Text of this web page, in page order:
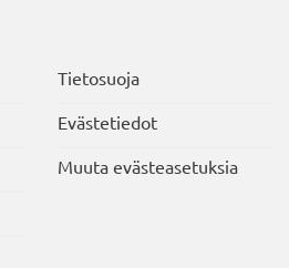
Tietosuoja
Evästetiedot
Muuta evästeasetuksia